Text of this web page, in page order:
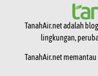
TanahAir.net adalah
lingkungan,
TanahAir.net